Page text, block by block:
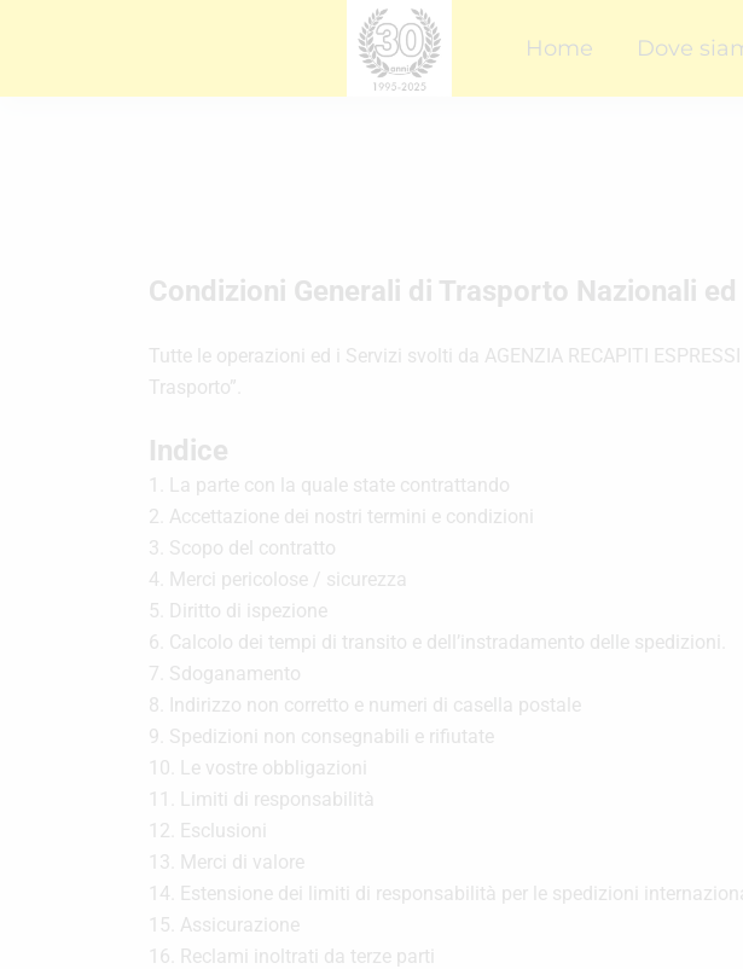
Home Dove
Condizioni Generali di Trasporto Nazionali
Tutte le operazioni ed i Servizi svolti da AGENZIA RECAPITI
Trasporto”.
Indice
1. La parte con la quale state contrattando
2. Accettazione dei nostri termini e condizioni
3. Scopo del contratto
4. Merci pericolose / sicurezza
5. Diritto di ispezione
6. Calcolo dei tempi di transito e dell’instradamento delle spedizioni.
7. Sdoganamento
8. Indirizzo non corretto e numeri di casella postale
9. Spedizioni non consegnabili e rifiutate
10. Le vostre obbligazioni
11. Limiti di responsabilità
12. Esclusioni
13. Merci di valore
14. Estensione dei limiti di responsabilità per le spedizioni
15. Assicurazione
16. Reclami inoltrati da terze parti